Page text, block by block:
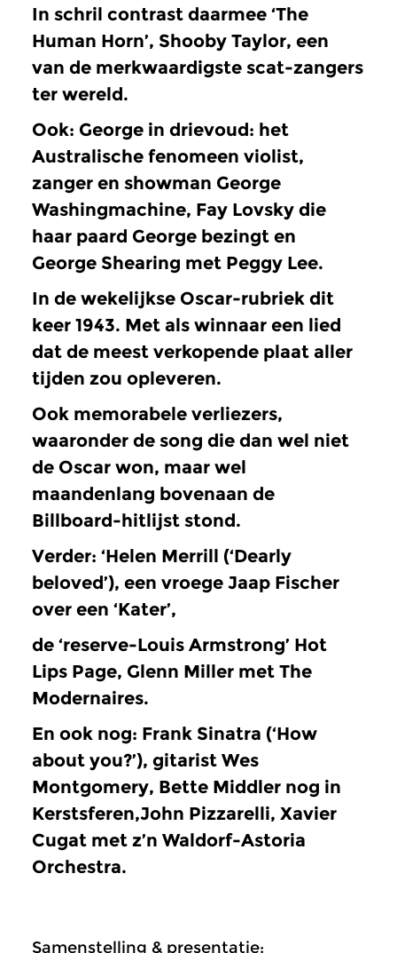
In schril contrast daarmee ‘The
Human Horn’, Shooby Taylor, een
van de merkwaardigste scat-zangers
ter wereld.
Ook: George in drievoud: het
Australische fenomeen violist,
zanger en showman George
Washingmachine, Fay Lovsky die
haar paard George bezingt en
George Shearing met Peggy Lee.
In de wekelijkse Oscar-rubriek dit
keer 1943. Met als winnaar een lied
dat de meest verkopende plaat aller
tijden zou opleveren.
Ook memorabele verliezers,
waaronder de song die dan wel niet
de Oscar won, maar wel
maandenlang bovenaan de
Billboard-hitlijst stond.
Verder: ‘Helen Merrill (‘Dearly
beloved’), een vroege Jaap Fischer
over een ‘Kater’,
de ‘reserve-Louis Armstrong’ Hot
Lips Page, Glenn Miller met The
Modernaires.
En ook nog: Frank Sinatra (‘How
about you?’), gitarist Wes
Montgomery, Bette Middler nog in
Kerstsferen,John Pizzarelli, Xavier
Cugat met z’n Waldorf-Astoria
Orchestra.
Samenstelling & presentatie: